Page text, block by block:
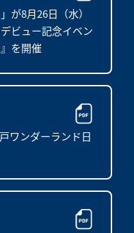
が8月26日（水）
ビュー記念イベン
を開催
ワンダーランド日